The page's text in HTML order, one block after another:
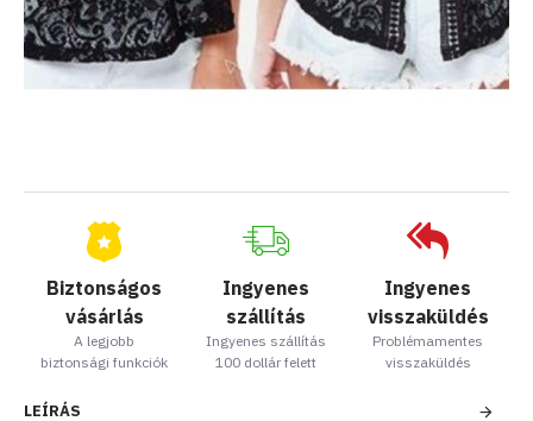
Biztonságos
vásárlás
A legjobb
biztonsági funkciók
Ingyenes
szállítás
Ingyenes szállítás
100 dollár felett
Ingyenes
visszaküldés
Problémamentes
visszaküldés
LEÍRÁS